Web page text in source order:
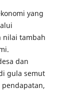
yang
nilai tambah
dan
gula semut